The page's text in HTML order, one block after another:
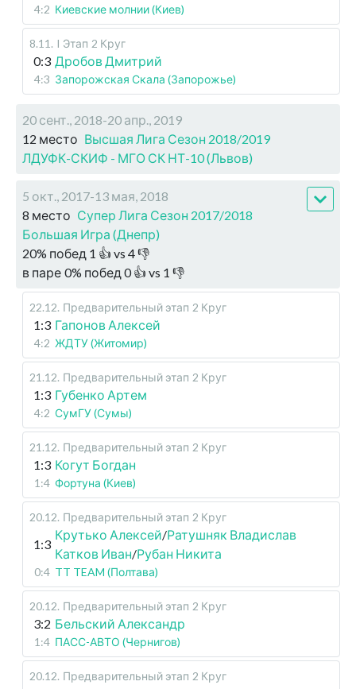
4:2 Киевские молнии (Киев)
8.11 . I Этап 2 Круг
0:3 Дробов Дмитрий
4:3 Запорожская Скала (Запорожье)
20 сент., 2018-20 апр., 2019
12 место Высшая Лига Сезон 2018/2019
ЛДУФК-СКИФ - МГО СК НТ-10 (Львов)
5 окт., 2017-13 мая, 2018
8 место Супер Лига Сезон 2017/2018
Большая Игра (Днепр)
20% побед 1 👍 vs 4👎
в паре 0% побед 0👍 vs 1 👎
22.12. Предварительный этап 2 Круг
1:3 Гапонов Алексей
4:2 ЖДТУ (Житомир)
21.12. Предварительный этап 2 Круг
1:3 Губенко Артем
4:2 СумГУ (Сумы)
21.12. Предварительный этап 2 Круг
1:3 Когут Богдан
1:4 Фортуна (Киев)
20.12. Предварительный этап 2 Круг
1:3
Крутько Алексей/Ратушняк Владислав
Катков Иван/Рубан Никита
0:4 TT TEAM (Полтава)
20.12. Предварительный этап 2 Круг
3:2 Бельский Александр
1:4 ПАСС-АВТО (Чернигов)
20.12. Предварительный этап 2 Круг